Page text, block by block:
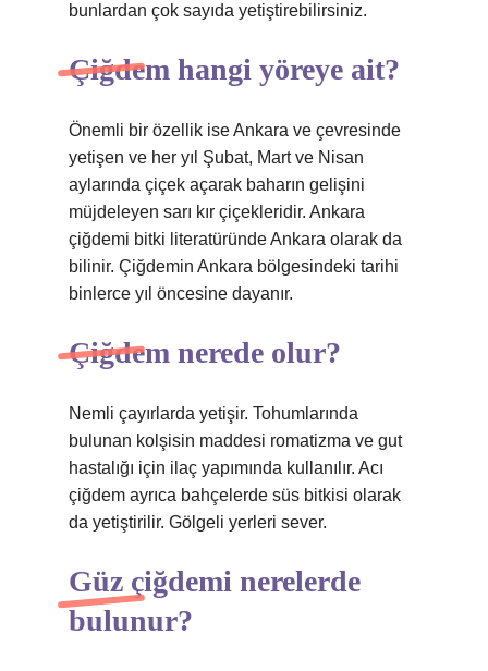
bunlardan çok sayıda yetiştirebilirsiniz.
Çiğdem hangi yöreye ait?
Önemli bir özellik ise Ankara ve çevresinde
yetişen ve her yıl Şubat, Mart ve Nisan
aylarında çiçek açarak baharın gelişini
müjdeleyen sarı kır çiçekleridir. Ankara
çiğdemi bitki literatüründe Ankara olarak da
bilinir. Çiğdemin Ankara bölgesindeki tarihi
binlerce yıl öncesine dayanır.
Çiğdem nerede olur?
Nemli çayırlarda yetişir. Tohumlarında
bulunan kolşisin maddesi romatizma ve gut
hastalığı için ilaç yapımında kullanılır. Acı
çiğdem ayrıca bahçelerde süs bitkisi olarak
da yetiştirilir. Gölgeli yerleri sever.
Güz çiğdemi nerelerde
bulunur?